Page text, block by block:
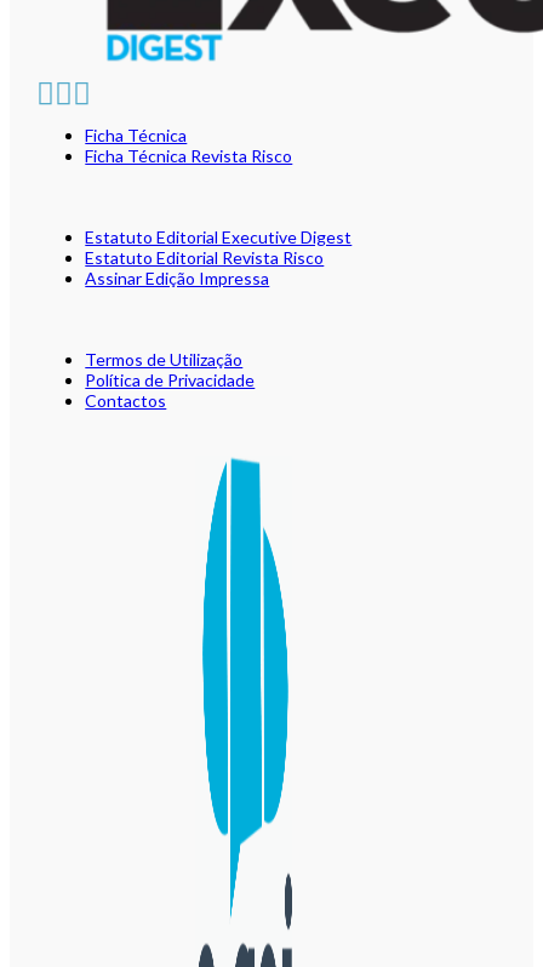
Ficha Técnica
Ficha Técnica Revista Risco
Estatuto Editorial Executive Digest
Estatuto Editorial Revista Risco
Assinar Edição Impressa
Termos de Utilização
Política de Privacidade
Contactos